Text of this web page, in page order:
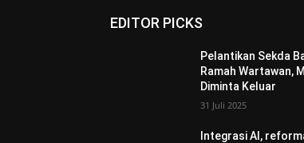
EDITOR PICKS
Pelantikan Sekda
Ramah Wartawan,
Diminta Keluar
31 Juli 2025
Integrasi AI,